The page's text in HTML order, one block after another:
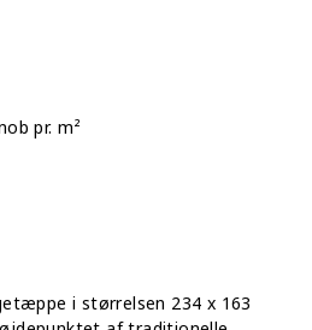
pr. m²
i størrelsen 234 x 163